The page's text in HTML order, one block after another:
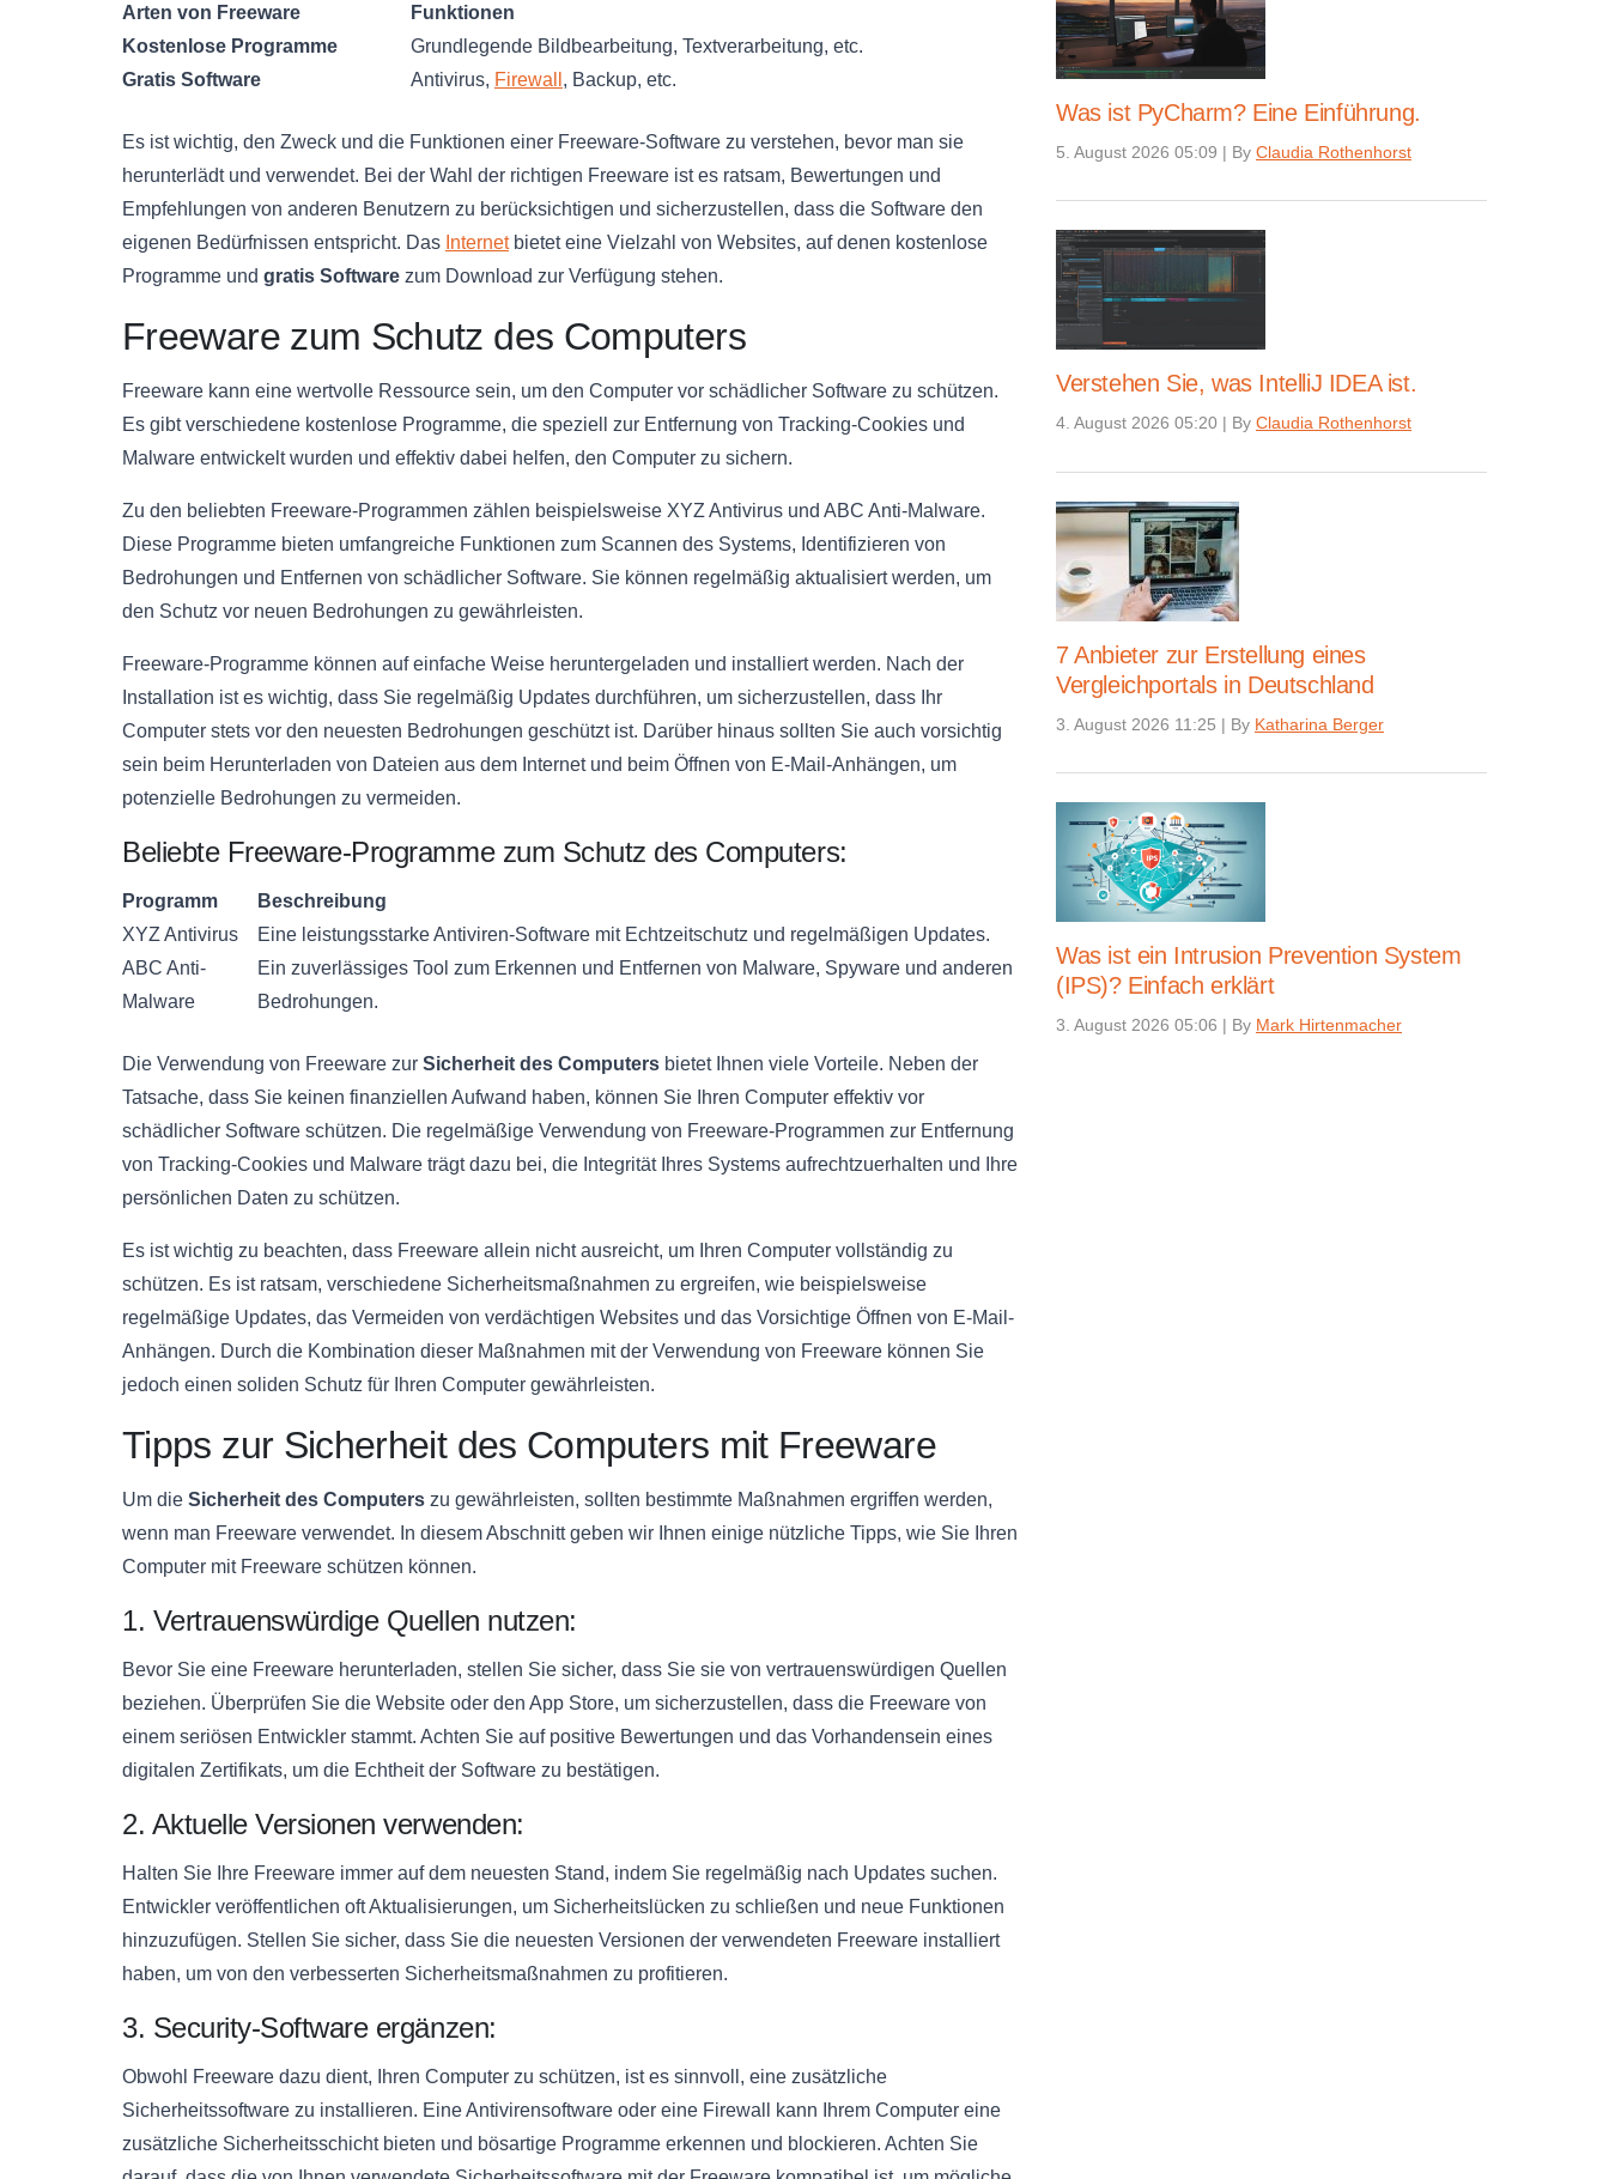
Arten von Freeware
Funktionen
Kostenlose Programme
Grundlegende Bildbearbeitung, Textverarbeitung, etc.
Gratis Software
Antivirus, Firewall , Backup, etc.
Es ist wichtig, den Zweck und die Funktionen einer Freeware-Software zu verstehen, bevor man sie
herunterlädt und verwendet. Bei der Wahl der richtigen Freeware ist es ratsam, Bewertungen und
Empfehlungen von anderen Benutzern zu berücksichtigen und sicherzustellen, dass die Software den
eigenen Bedürfnissen entspricht. Das Internetbietet eine Vielzahl von Websites, auf denen kostenlose
Programme und gratis Software zum Download zur Verfügung stehen.
Freeware zum Schutz des Computers
Freeware kann eine wertvolle Ressource sein, um den Computer vor schädlicher Software zu schützen.
Es gibt verschiedene kostenlose Programme, die speziell zur Entfernung von Tracking-Cookies und
Malware entwickelt wurden und effektiv dabei helfen, den Computer zu sichern.
Zu den beliebten Freeware-Programmen zählen beispielsweise XYZ Antivirus und ABC Anti-Malware.
Diese Programme bieten umfangreiche Funktionen zum Scannen des Systems, Identifizieren von
Bedrohungen und Entfernen von schädlicher Software. Sie können regelmäßig aktualisiert werden, um
den Schutz vor neuen Bedrohungen zu gewährleisten.
Freeware-Programme können auf einfache Weise heruntergeladen und installiert werden. Nach der
Installation ist es wichtig, dass Sie regelmäßig Updates durchführen, um sicherzustellen, dass Ihr
Computer stets vor den neuesten Bedrohungen geschützt ist. Darüber hinaus sollten Sie auch vorsichtig
sein beim Herunterladen von Dateien aus dem Internet und beim Öffnen von E-Mail-Anhängen, um
potenzielle Bedrohungen zu vermeiden.
Beliebte Freeware-Programme zum Schutz des Computers:
Programm
Beschreibung
XYZ Antivirus
Eine leistungsstarke Antiviren-Software mit Echtzeitschutz und regelmäßigen Updates.
ABC Anti-
Malware
Ein zuverlässiges Tool zum Erkennen und Entfernen von Malware, Spyware und anderen
Bedrohungen.
Die Verwendung von Freeware zur Sicherheit des Computers bietet Ihnen viele Vorteile. Neben der
Tatsache, dass Sie keinen finanziellen Aufwand haben, können Sie Ihren Computer effektiv vor
schädlicher Software schützen. Die regelmäßige Verwendung von Freeware-Programmen zur Entfernung
von Tracking-Cookies und Malware trägt dazu bei, die Integrität Ihres Systems aufrechtzuerhalten und Ihre
persönlichen Daten zu schützen.
Es ist wichtig zu beachten, dass Freeware allein nicht ausreicht, um Ihren Computer vollständig zu
schützen. Es ist ratsam, verschiedene Sicherheitsmaßnahmen zu ergreifen, wie beispielsweise
regelmäßige Updates, das Vermeiden von verdächtigen Websites und das Vorsichtige Öffnen von E-Mail-
Anhängen. Durch die Kombination dieser Maßnahmen mit der Verwendung von Freeware können Sie
jedoch einen soliden Schutz für Ihren Computer gewährleisten.
Tipps zur Sicherheit des Computers mit Freeware
Um die Sicherheit des Computers zu gewährleisten, sollten bestimmte Maßnahmen ergriffen werden,
wenn man Freeware verwendet. In diesem Abschnitt geben wir Ihnen einige nützliche Tipps, wie Sie Ihren
Computer mit Freeware schützen können.
1. Vertrauenswürdige Quellen nutzen:
Bevor Sie eine Freeware herunterladen, stellen Sie sicher, dass Sie sie von vertrauenswürdigen Quellen
beziehen. Überprüfen Sie die Website oder den App Store, um sicherzustellen, dass die Freeware von
einem seriösen Entwickler stammt. Achten Sie auf positive Bewertungen und das Vorhandensein eines
digitalen Zertifikats, um die Echtheit der Software zu bestätigen.
2. Aktuelle Versionen verwenden:
Halten Sie Ihre Freeware immer auf dem neuesten Stand, indem Sie regelmäßig nach Updates suchen.
Entwickler veröffentlichen oft Aktualisierungen, um Sicherheitslücken zu schließen und neue Funktionen
hinzuzufügen. Stellen Sie sicher, dass Sie die neuesten Versionen der verwendeten Freeware installiert
haben, um von den verbesserten Sicherheitsmaßnahmen zu profitieren.
3. Security-Software ergänzen:
Obwohl Freeware dazu dient, Ihren Computer zu schützen, ist es sinnvoll, eine zusätzliche
Sicherheitssoftware zu installieren. Eine Antivirensoftware oder eine Firewall kann Ihrem Computer eine
zusätzliche Sicherheitsschicht bieten und bösartige Programme erkennen und blockieren. Achten Sie
Was ist PyCharm? Eine Einführung.
5. August 2026 05:09 | By Claudia Rothenhorst
Verstehen Sie, was IntelliJ IDEA ist.
4. August 2026 05:20 | By Claudia Rothenhorst
7 Anbieter zur Erstellung eines
Vergleichportals in Deutschland
3. August 2026 11:25 | By Katharina Berger
Was ist ein Intrusion Prevention System
(IPS)? Einfach erklärt
3. August 2026 05:06 | By Mark Hirtenmacher